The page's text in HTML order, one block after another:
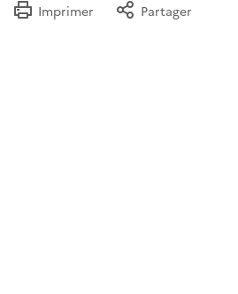
Imprimer Partager